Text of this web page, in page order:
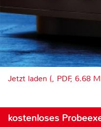
Jetzt laden (, PDF, 6.68
kostenloses